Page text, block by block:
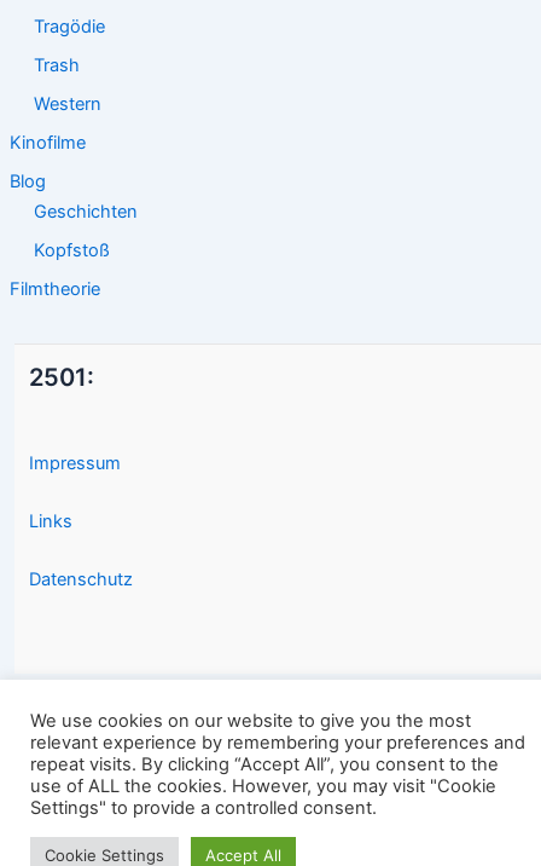
Tragödie
Trash
Western
Kinofilme
Blog
Geschichten
Kopfstoß
Filmtheorie
2501:
Impressum
Links
Datenschutz
Copyright © 2026 2501.eu Gute Filme |
We use cookies on our website to give you the most
relevant experience by remembering your preferences and
repeat visits. By clicking “Accept All”, you consent to the
use of ALL the cookies. However, you may visit "Cookie
Settings" to provide a controlled consent.
Cookie Settings Accept All